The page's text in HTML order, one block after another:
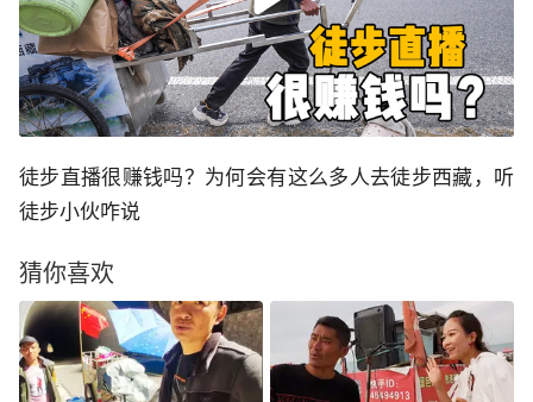
徒步直播很赚钱吗？为何会有这么多人去徒步西藏，听
徒步小伙咋说
猜你喜欢